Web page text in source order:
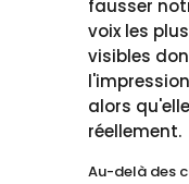
fausser
voix les
visibles
alors
réellement.
Au-delà des